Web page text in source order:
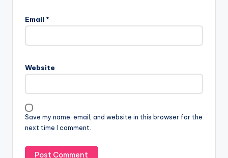
Email *
Website
Save my name, email, and website in this browser for the
next time I comment.